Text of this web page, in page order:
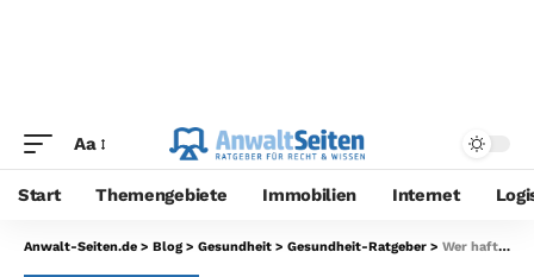
Aa
Start Themengebiete Immobilien Internet
Anwalt-Seiten.de > Blog > Gesundheit > Gesundheit-Ratgeber > Wer haftet, wenn das Tattoo nicht gefällt oder Schreibfehler enthält?